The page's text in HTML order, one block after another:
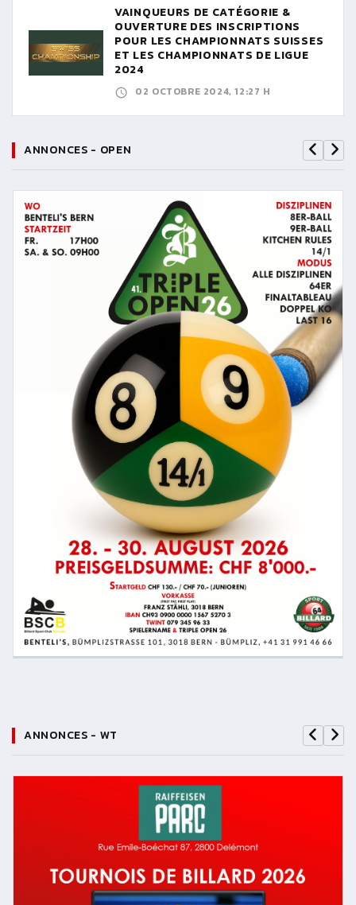
VAINQUEURS DE CATÉGORIE &
OUVERTURE DES INSCRIPTIONS
POUR LES CHAMPIONNATS SUISSES
ET LES CHAMPIONNATS DE LIGUE
2024
02 OCTOBRE 2024, 12:27 H
ANNONCES - OPEN
ANNONCES - WT